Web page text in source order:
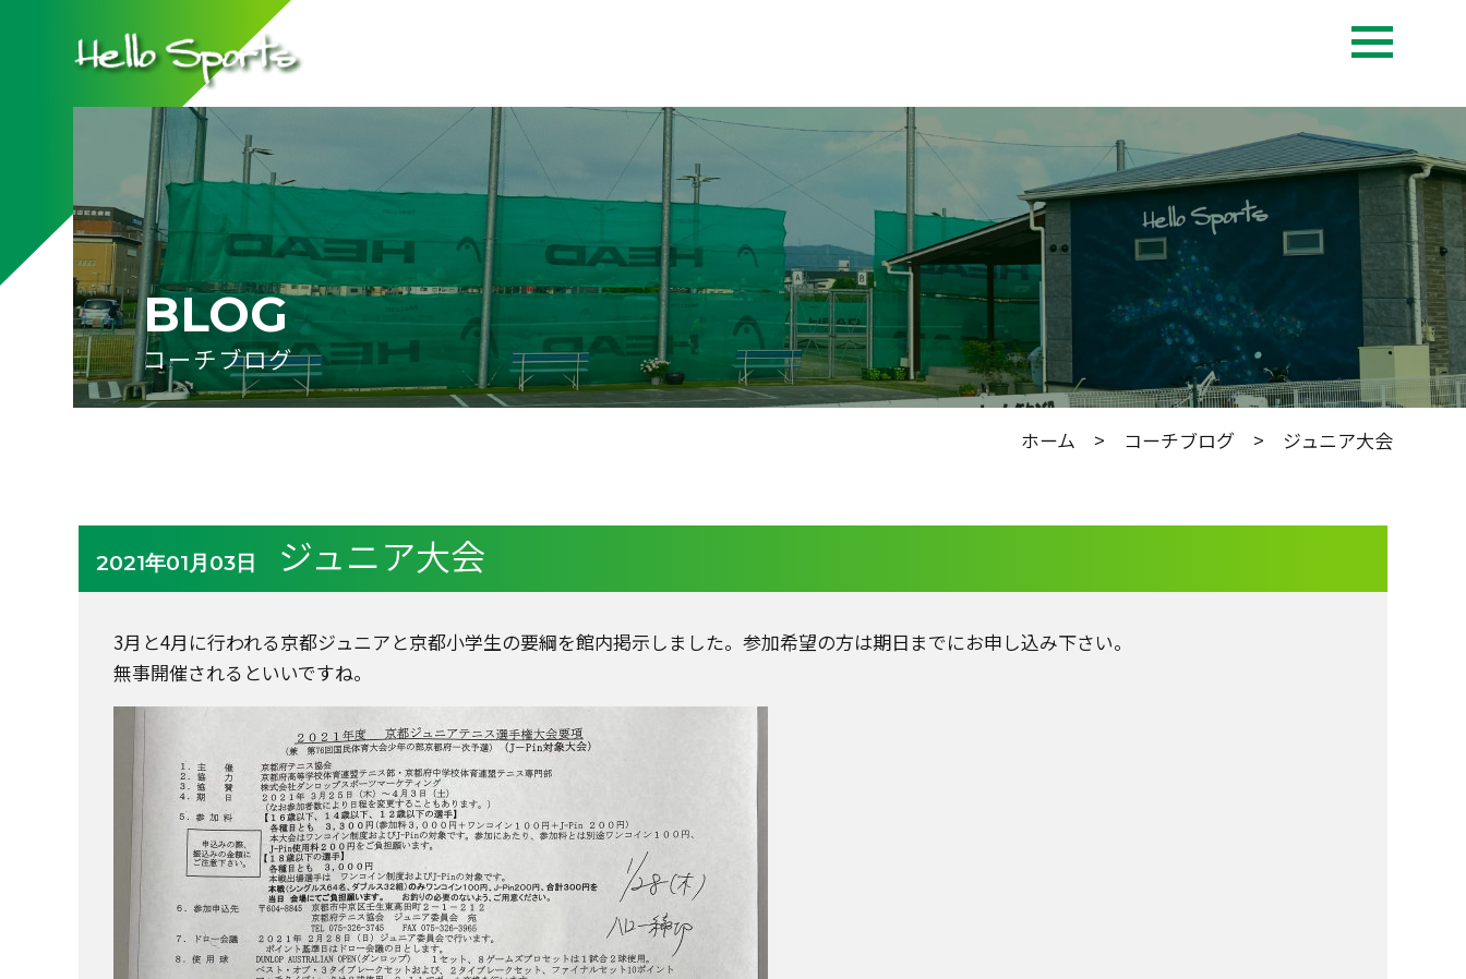
BLOG
コーチブログ
ホーム > コーチブログ > ジュニア大会
2021年01月03日 ジュニア大会
3月と4月に行われる京都ジュニアと京都小学生の要綱を館内掲示しました。参加希望の方は期日までにお申し込み下さい。
無事開催されるといいですね。